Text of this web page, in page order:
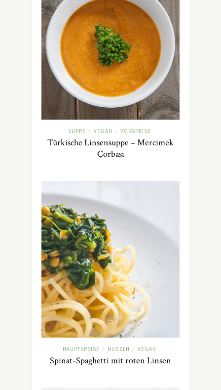
SUPPE / VEGAN / VORSPEISE
Türkische Linsensuppe – Mercimek
Çorbası
HAUPTSPEISE / NUDELN / VEGAN
Spinat-Spaghetti mit roten Linsen